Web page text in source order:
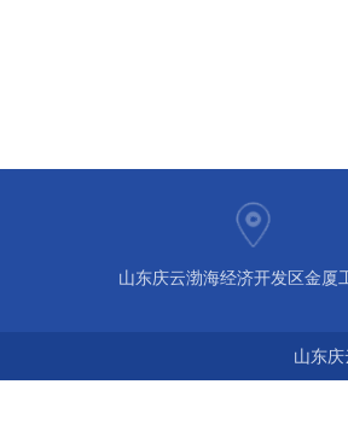
山东庆云渤海经济开发区金厦
山东